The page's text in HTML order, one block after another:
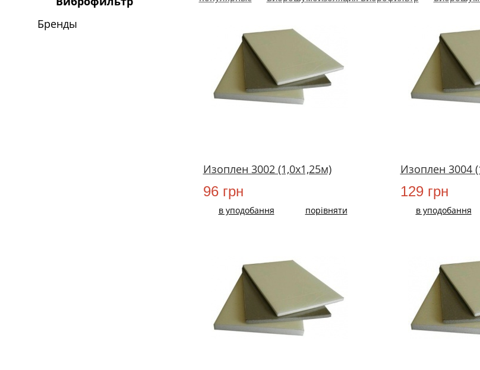
Бренды
Изоплен 3002 (1,0х1,25м)
96 грн
в уподобання порівняти
Изоплен 3004
129 грн
в уподобання